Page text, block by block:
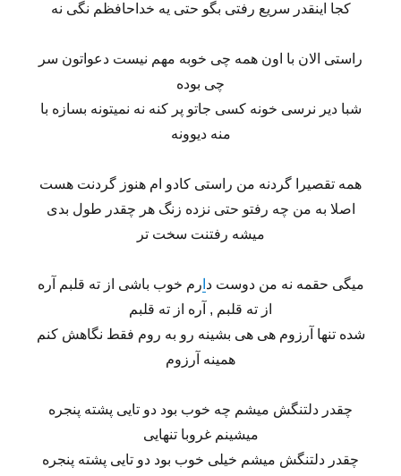
کجا اینقدر سریع رفتی بگو حتی یه خداحافظم نگی نه
راستی الان با اون همه چی خوبه مهم نیست دعواتون سر
چی بوده
شبا دیر نرسی خونه کسی جاتو پر کنه نه نمیتونه بسازه با
منه دیوونه
همه تقصیرا گردنه من راستی کادو ام هنوز گردنت هست
اصلا به من چه رفتو حتی نزده زنگ هر چقدر طول بدی
میشه رفتنت سخت تر
میگی حقمه نه من دوست د رم خوب باشی از ته قلبم آره
از ته قلبم , آره از ته قلبم
شده تنها آرزوم هی هی بشینه رو به روم فقط نگاهش کنم
همینه آرزوم
چقدر دلتنگش میشم چه خوب بود دو تایی پشته پنجره
میشینم غروبا تنهایی
چقدر دلتنگش میشم خیلی خوب بود دو تایی پشته پنجره